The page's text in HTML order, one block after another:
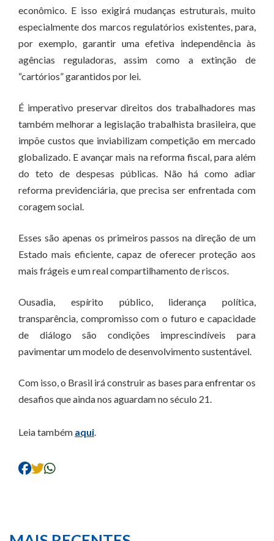
econômico. E isso exigirá mudanças estruturais, muito
especialmente dos marcos regulatórios existentes, para,
por exemplo, garantir uma efetiva independência às
agências reguladoras, assim como a extinção de
“cartórios” garantidos por lei.
É imperativo preservar direitos dos trabalhadores mas
também melhorar a legislação trabalhista brasileira, que
impõe custos que inviabilizam competição em mercado
globalizado. E avançar mais na reforma fiscal, para além
do teto de despesas públicas. Não há como adiar
reforma previdenciária, que precisa ser enfrentada com
coragem social.
Esses são apenas os primeiros passos na direção de um
Estado mais eficiente, capaz de oferecer proteção aos
mais frágeis e um real compartilhamento de riscos.
Ousadia, espírito público, liderança política,
transparência, compromisso com o futuro e capacidade
de diálogo são condições imprescindíveis para
pavimentar um modelo de desenvolvimento sustentável.
Com isso, o Brasil irá construir as bases para enfrentar os
desafios que ainda nos aguardam no século 21.
Leia também aqui.